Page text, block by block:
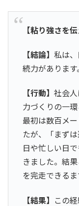
【粘り強さを
【結論】 私は
続力があります。
【行動】 社会
力づくりの一
最初は数百メ
たが、「まず
日や忙しい日
きました。結
を完走できるま
【結果】 この